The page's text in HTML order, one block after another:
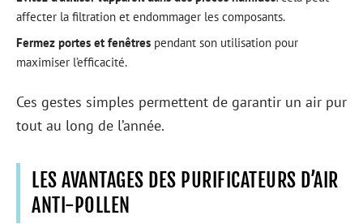
affecter la filtration et endommager les composants.
Fermez portes et fenêtres pendant son utilisation pour
maximiser l’efficacité.
Ces gestes simples permettent de garantir un air pur
tout au long de l’année.
LES AVANTAGES DES PURIFICATEURS D’AIR
ANTI-POLLEN